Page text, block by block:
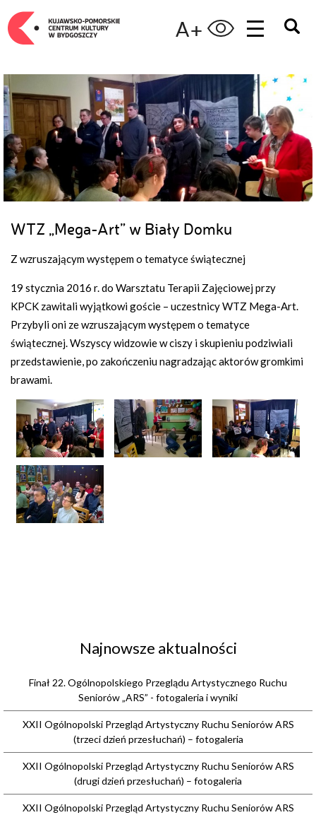
A+
WTZ „Mega-Art” w Biały Domku
Z wzruszającym występem o tematyce świątecznej
19 stycznia 2016 r. do Warsztatu Terapii Zajęciowej przy
KPCK zawitali wyjątkowi goście – uczestnicy WTZ Mega-Art.
Przybyli oni ze wzruszającym występem o tematyce
świątecznej. Wszyscy widzowie w ciszy i skupieniu podziwiali
przedstawienie, po zakończeniu nagradzając aktorów gromkimi
brawami.
Najnowsze aktualności
Finał 22. Ogólnopolskiego Przeglądu Artystycznego Ruchu
Seniorów „ARS” - fotogaleria i wyniki
XXII Ogólnopolski Przegląd Artystyczny Ruchu Seniorów ARS
(trzeci dzień przesłuchań) – fotogaleria
XXII Ogólnopolski Przegląd Artystyczny Ruchu Seniorów ARS
(drugi dzień przesłuchań) – fotogaleria
XXII Ogólnopolski Przegląd Artystyczny Ruchu Seniorów ARS